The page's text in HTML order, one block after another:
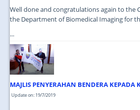
Well done and congratulations again to the
the Department of Biomedical Imaging for
...
MAJLIS PENYERAHAN BENDERA KEPADA
Update on: 19/7/2019